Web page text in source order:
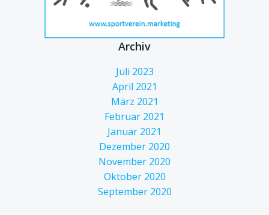
Archiv
Juli 2023
April 2021
März 2021
Februar 2021
Januar 2021
Dezember 2020
November 2020
Oktober 2020
September 2020